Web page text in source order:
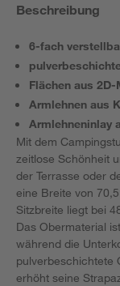
Beschreibung
6-fach
Flächen aus 2D-
Armlehnen aus
Armlehneninlay
Mit dem
zeitlose Schönheit
der Terrasse oder
eine Breite von
Sitzbreite liegt bei
Das Obermaterial
während die
pulverbeschichtete
erhöht seine